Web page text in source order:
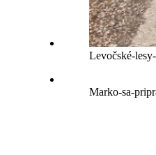
Levočské-
Marko-sa-